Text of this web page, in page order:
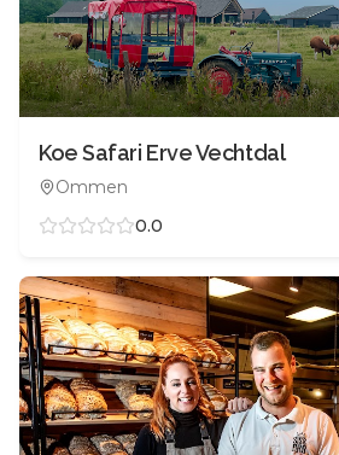
Koe Safari Erve Vechtdal
Ommen
0.0